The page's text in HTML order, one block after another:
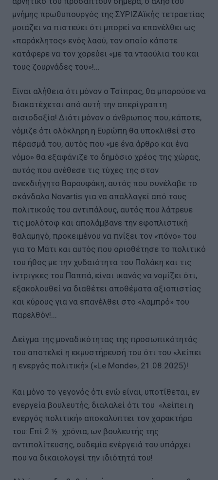
μνήμης πρωθυπουργός της ΣΥΡΙΖΑϊκής τετραετίας
μοιάζει να πιστεύει ότι μπορεί να επανέλθει ως
«παράκλητος» ενός λαού, τον οποίο κάποτε
κατάφερε να τον χορεύει «με τα νταούλια του και
τους ζουρνάδες του»!...
Είναι αλήθεια ότι μόνον ο Τσίπρας, θα μπορούσε να
διακατέχεται από αυτή την απερίγραπτη
αισιοδοξία! Διότι μόνον ο άνθρωπος που, κάποτε,
νόμιζε ότι ολόκληρη η Ευρώπη θα υποκλιθεί στο
πέρασμά του, αυτός που «με ένα άρθρο και ένα
νόμο» θα εξαφάνιζε το δημόσιο χρέος της χώρας,
αυτός που ανέθεσε τις τύχες της στον
ανεκδιήγητο Βαρουφάκη, αυτός που συνέλαβε το
σκάνδαλο Novartis για να απαλλαγεί από τους
πολιτικούς του αντιπάλους, αυτός που λάτρευε
τις μολότοφ και απολάμβανε την εφοπλιστική
θαλαμηγό, προκειμένου να πνίξει τον «πόνο» του
για το Μάτι και αυτός που οριοθέτησε το πολιτικό
του ήθος με την χυδαιότητα του Πολάκη και τις
ίντριγκες του Παππά, είναι ικανός να νομίζει ότι,
εξακολουθεί να διαθέτει αποθέματα αξιοπιστίας
και κύρους για να επανέλθει στο «λαμπρό» του
παρελθόν!...
Δείγμα της μοναδικότητας της προσωπικότητάς
του αποτελεί η εκμυστήρευσή του ότι του «λείπει
η ενεργός πολιτική» («Le Monde», 21.08.2025)!
Και μόνο το γεγονός ότι ενώ είναι, υποτίθεται, εν
ενεργεία βουλευτής, διαλαλεί ότι του «λείπει η
ενεργός πολιτική» αποκαλύπτει τον χαρακτήρα
του: Επί 2 ½ χρόνια, ων βουλευτής της
αντιπολίτευσης, ουδεμία ενέργειά του υπάρχει
που να δικαιολογεί την ιδιότητά του!